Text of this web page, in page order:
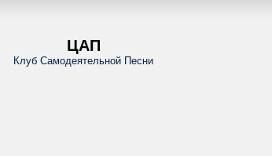
ЦАП
Клуб Самодеятельной Песни